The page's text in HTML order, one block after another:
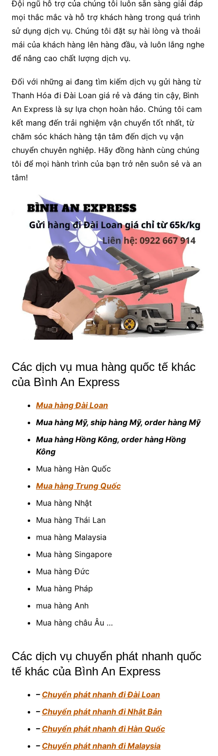
Đội ngũ hỗ trợ của chúng tôi luôn sẵn sàng giải đáp
mọi thắc mắc và hỗ trợ khách hàng trong quá trình
sử dụng dịch vụ. Chúng tôi đặt sự hài lòng và thoải
mái của khách hàng lên hàng đầu, và luôn lắng nghe
để nâng cao chất lượng dịch vụ.
Đối với những ai đang tìm kiếm dịch vụ gửi hàng từ
Thanh Hóa đi Đài Loan giá rẻ và đáng tin cậy, Bình
An Express là sự lựa chọn hoàn hảo. Chúng tôi cam
kết mang đến trải nghiệm vận chuyển tốt nhất, từ
chăm sóc khách hàng tận tâm đến dịch vụ vận
chuyển chuyên nghiệp. Hãy đồng hành cùng chúng
tôi để mọi hành trình của bạn trở nên suôn sẻ và an
tâm!
Các dịch vụ mua hàng quốc tế khác
của Bình An Express
Mua hàng Đài Loan
Mua hàng Mỹ, ship hàng Mỹ, order hàng Mỹ
Mua hàng Hồng Kông, order hàng Hồng
Kông
Mua hàng Hàn Quốc
Mua hàng Trung Quốc
Mua hàng Nhật
Mua hàng Thái Lan
mua hàng Malaysia
Mua hàng Singapore
Mua hàng Đức
Mua hàng Pháp
mua hàng Anh
Mua hàng châu Âu …
Các dịch vụ chuyển phát nhanh quốc
tế khác của Bình An Express
– Chuyển phát nhanh đi Đài Loan
– Chuyển phát nhanh đi Nhật Bản
– Chuyển phát nhanh đi Hàn Quốc
– Chuyển phát nhanh đi Malaysia